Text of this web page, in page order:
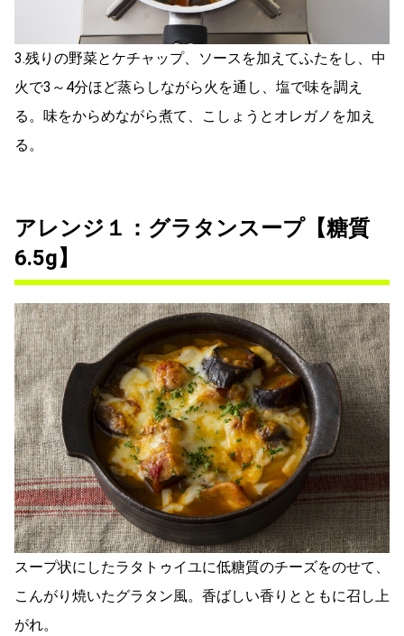
3.残りの野菜とケチャップ、ソースを加えてふたをし、中
火で3～4分ほど蒸らしながら火を通し、塩で味を調え
る。味をからめながら煮て、こしょうとオレガノを加え
る。
アレンジ１：グラタンスープ【糖質
6.5g】
スープ状にしたラタトゥイユに低糖質のチーズをのせて、
こんがり焼いたグラタン風。香ばしい香りとともに召し上
がれ。